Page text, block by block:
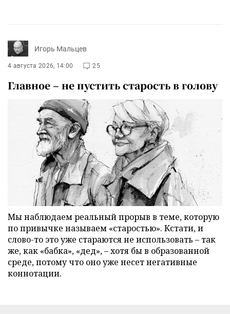
Игорь Мальцев
4 августа 2026, 14:00 25
Главное – не пустить старость в голову
Мы наблюдаем реальный прорыв в теме, которую
по привычке называем «старостью». Кстати, и
слово-то это уже стараются не использовать – так
же, как «бабка», «дед», – хотя бы в образованной
среде, потому что оно уже несет негативные
коннотации.